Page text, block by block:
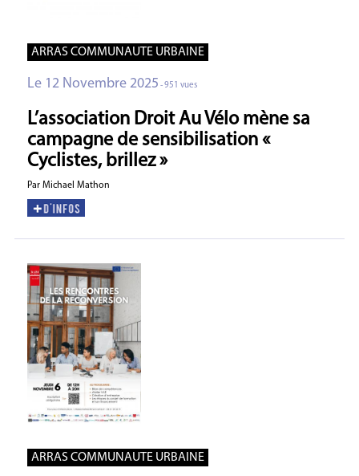
ARRAS COMMUNAUTE URBAINE
Le 12 Novembre 2025 - 951 vues
L’association Droit Au Vélo mène sa
campagne de sensibilisation «
Cyclistes, brillez »
Par Michael Mathon
ARRAS COMMUNAUTE URBAINE